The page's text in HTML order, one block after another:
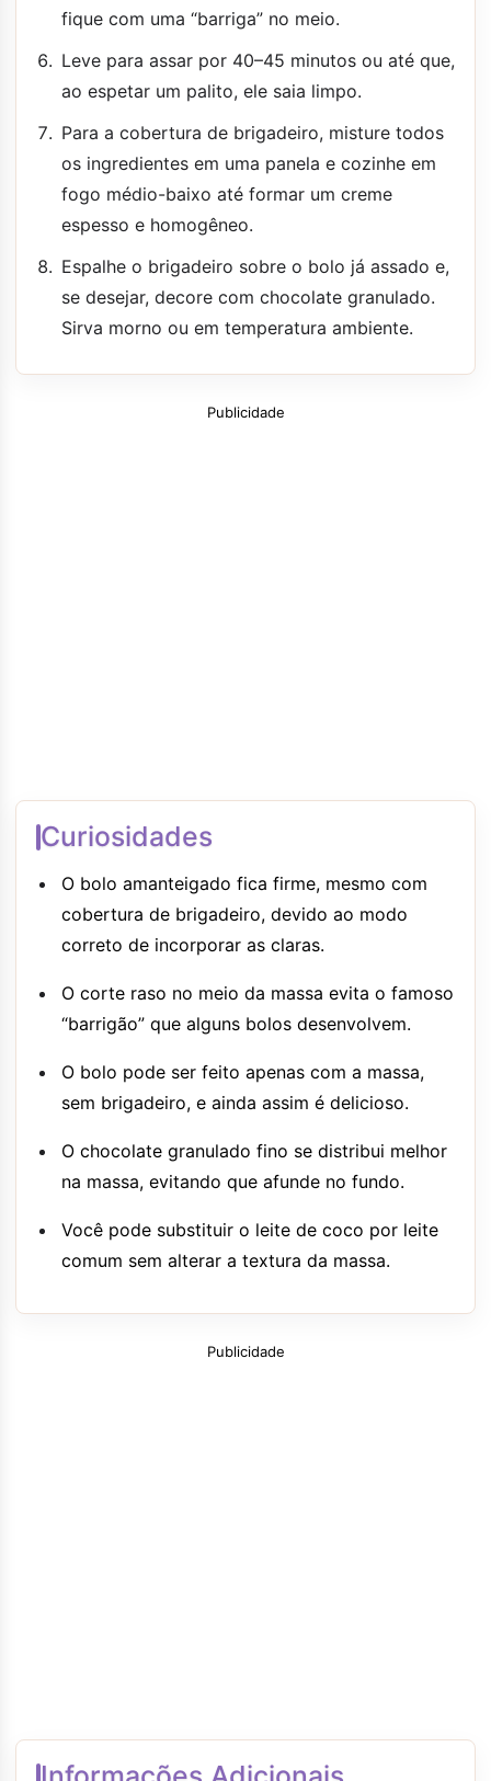
fique com uma “barriga” no meio.
Leve para assar por 40–45 minutos ou até que,
ao espetar um palito, ele saia limpo.
Para a cobertura de brigadeiro, misture todos
os ingredientes em uma panela e cozinhe em
fogo médio-baixo até formar um creme
espesso e homogêneo.
Espalhe o brigadeiro sobre o bolo já assado e,
se desejar, decore com chocolate granulado.
Sirva morno ou em temperatura ambiente.
Publicidade
Curiosidades
O bolo amanteigado fica firme, mesmo com
cobertura de brigadeiro, devido ao modo
correto de incorporar as claras.
O corte raso no meio da massa evita o famoso
“barrigão” que alguns bolos desenvolvem.
O bolo pode ser feito apenas com a massa,
sem brigadeiro, e ainda assim é delicioso.
O chocolate granulado fino se distribui melhor
na massa, evitando que afunde no fundo.
Você pode substituir o leite de coco por leite
comum sem alterar a textura da massa.
Publicidade